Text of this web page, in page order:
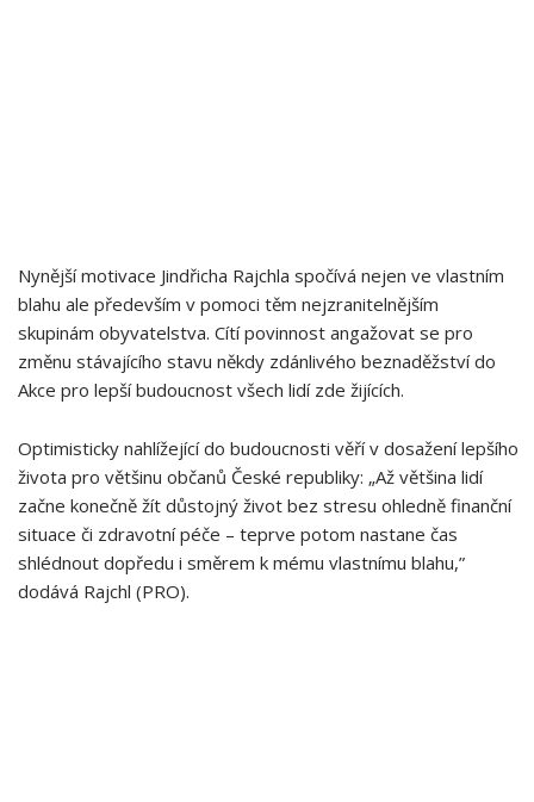
Nynější motivace Jindřicha Rajchla spočívá ⁤nejen ve⁤ vlastním‍
blahu ale především v pomoci těm nejzranitelnějším
skupinám obyvatelstva. Cítí povinnost angažovat se pro
změnu ​stávajícího stavu‌ někdy⁢ zdánlivého beznaděžství⁣ do
Akce pro lepší budoucnost všech lidí zde⁢ žijících.
Optimisticky nahlížející do ‍budoucnosti věří⁣ v dosažení lepšího
života pro většinu občanů České republiky: „Až většina ‍lidí
začne konečně žít důstojný život bez stresu ohledně‌ finanční
situace či zdravotní péče – teprve potom nastane čas
shlédnout dopředu i směrem k mému vlastnímu blahu,”
dodává Rajchl (PRO).